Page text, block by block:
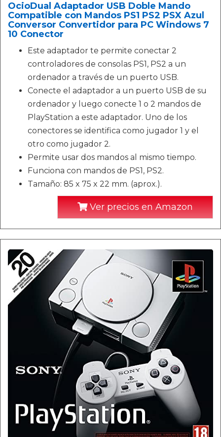
OcioDual Adaptador USB Doble Mando
Compatible con Mandos PS1 PS2 PSX Azul
Conversor Convertidor para PC Windows 7
10 Conector
Este adaptador te permite conectar 2
controladores de consolas PS1, PS2 a un
ordenador a través de un puerto USB.
Conecte el adaptador a un puerto USB de su
ordenador y luego conecte 1 o 2 mandos de
PlayStation a este adaptador. Uno de los
conectores se identifica como jugador 1 y el
otro como jugador 2.
Permite usar dos mandos al mismo tiempo.
Funciona con mandos de PS1, PS2.
Tamaño: 85 x 75 x 22 mm. (aprox.).
Ver precios en Amazon